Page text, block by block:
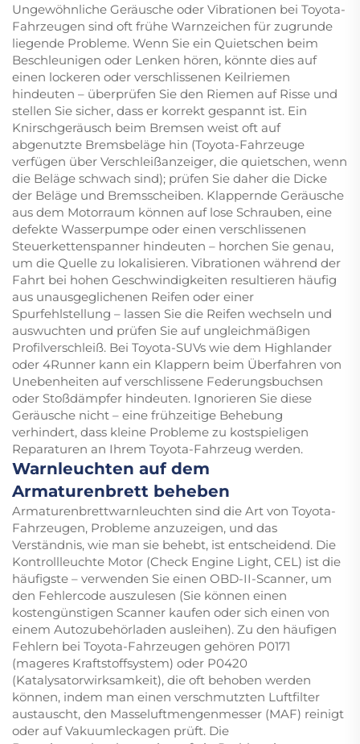
Ungewöhnliche Geräusche oder Vibrationen bei Toyota-
Fahrzeugen sind oft frühe Warnzeichen für zugrunde
liegende Probleme. Wenn Sie ein Quietschen beim
Beschleunigen oder Lenken hören, könnte dies auf
einen lockeren oder verschlissenen Keilriemen
hindeuten – überprüfen Sie den Riemen auf Risse und
stellen Sie sicher, dass er korrekt gespannt ist. Ein
Knirschgeräusch beim Bremsen weist oft auf
abgenutzte Bremsbeläge hin (Toyota-Fahrzeuge
verfügen über Verschleißanzeiger, die quietschen, wenn
die Beläge schwach sind); prüfen Sie daher die Dicke
der Beläge und Bremsscheiben. Klappernde Geräusche
aus dem Motorraum können auf lose Schrauben, eine
defekte Wasserpumpe oder einen verschlissenen
Steuerkettenspanner hindeuten – horchen Sie genau,
um die Quelle zu lokalisieren. Vibrationen während der
Fahrt bei hohen Geschwindigkeiten resultieren häufig
aus unausgeglichenen Reifen oder einer
Spurfehlstellung – lassen Sie die Reifen wechseln und
auswuchten und prüfen Sie auf ungleichmäßigen
Profilverschleiß. Bei Toyota-SUVs wie dem Highlander
oder 4Runner kann ein Klappern beim Überfahren von
Unebenheiten auf verschlissene Federungsbuchsen
oder Stoßdämpfer hindeuten. Ignorieren Sie diese
Geräusche nicht – eine frühzeitige Behebung
verhindert, dass kleine Probleme zu kostspieligen
Reparaturen an Ihrem Toyota-Fahrzeug werden.
Warnleuchten auf dem
Armaturenbrett beheben
Armaturenbrettwarnleuchten sind die Art von Toyota-
Fahrzeugen, Probleme anzuzeigen, und das
Verständnis, wie man sie behebt, ist entscheidend. Die
Kontrollleuchte Motor (Check Engine Light, CEL) ist die
häufigste – verwenden Sie einen OBD-II-Scanner, um
den Fehlercode auszulesen (Sie können einen
kostengünstigen Scanner kaufen oder sich einen von
einem Autozubehörladen ausleihen). Zu den häufigen
Fehlern bei Toyota-Fahrzeugen gehören P0171
(mageres Kraftstoffsystem) oder P0420
(Katalysatorwirksamkeit), die oft behoben werden
können, indem man einen verschmutzten Luftfilter
austauscht, den Masseluftmengenmesser (MAF) reinigt
oder auf Vakuumleckagen prüft. Die